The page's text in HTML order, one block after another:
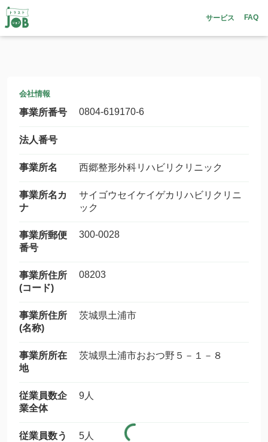
サービス FAQ
会社情報
事業所番号 0804-619170-6
法人番号
事業所名 西郷整形外科リハビリクリニック
事業所名カ
ナ
サイゴウセイケイゲカリハビリクリニ
ック
事業所郵便
番号
300-0028
事業所住所
(コード)
08203
事業所住所
(名称)
茨城県土浦市
事業所所在
地
茨城県土浦市おおつ野５－１－８
従業員数企
業全体
9人
従業員数う
5人